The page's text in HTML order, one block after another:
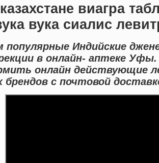
виагра
вука сиалис
популярные Индийские
в онлайн- аптеке
онлайн действующие
брендов с почтовой